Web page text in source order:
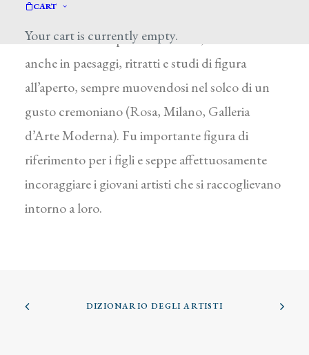
CART
Your cart is currently empty.
pittura a olio, a pastello e ad acquerello.
Predilesse le composizioni di fiori, ma si cimentò
anche in paesaggi, ritratti e studi di figura
all’aperto, sempre muovendosi nel solco di un
gusto cremoniano (Rosa, Milano, Galleria
d’Arte Moderna). Fu importante figura di
riferimento per i figli e seppe affettuosamente
incoraggiare i giovani artisti che si raccoglievano
intorno a loro.
DIZIONARIO DEGLI ARTISTI